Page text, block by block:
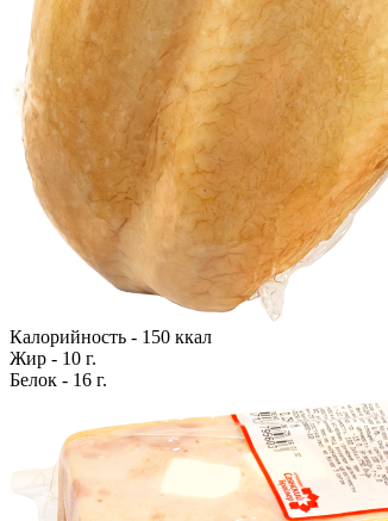
Калорийность - 150 ккал
Жир - 10 г.
Белок - 16 г.